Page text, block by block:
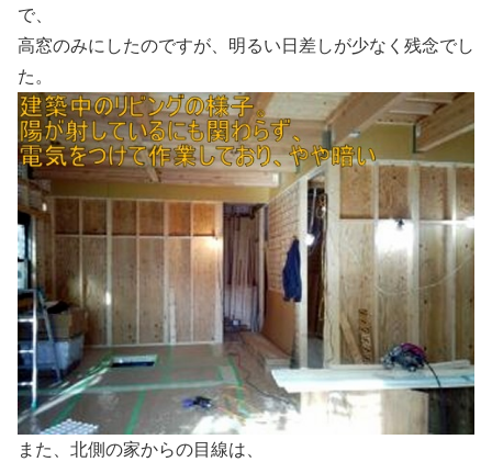
で、
高窓のみにしたのですが、明るい日差しが少なく残念でし
た。
また、北側の家からの目線は、